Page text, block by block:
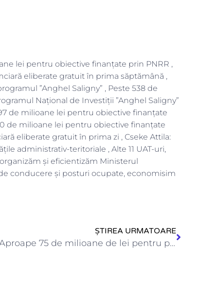
lei pentru obiective finanțate prin PNRR ,
eliberate gratuit în prima săptămână ,
”Anghel Saligny” , Peste 538 de
Național de Investiții ”Anghel Saligny”
de milioane lei pentru obiective finanțate
de milioane lei pentru obiective finanțate
eliberate gratuit în prima zi , Cseke Attila:
administrativ-teritoriale , Alte 11 UAT-uri,
și eficientizăm Ministerul
conducere și posturi ocupate, economisim
ȘTIREA URMATOARE
Aproape 75 de milioane de lei pentru proiecte finanțate prin…